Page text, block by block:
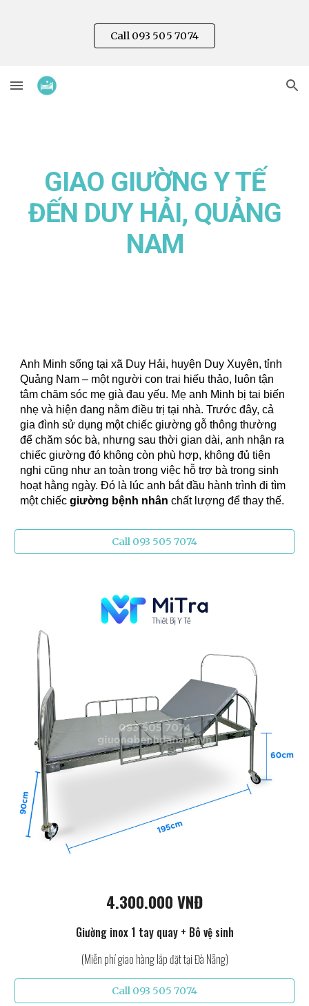
Skip to main content
Skip to navigation
Call 093 505 7074
GIAO GIƯỜNG Y TẾ
ĐẾN DUY HẢI, QUẢNG
NAM
Anh Minh sống tại xã Duy Hải, huyện Duy Xuyên, tỉnh
Quảng Nam – một người con trai hiếu thảo, luôn tận
tâm chăm sóc mẹ già đau yếu. Mẹ anh Minh bị tai biến
nhẹ và hiện đang nằm điều trị tại nhà. Trước đây, cả
gia đình sử dụng một chiếc giường gỗ thông thường
để chăm sóc bà, nhưng sau thời gian dài, anh nhận ra
chiếc giường đó không còn phù hợp, không đủ tiện
nghi cũng như an toàn trong việc hỗ trợ bà trong sinh
hoạt hằng ngày. Đó là lúc anh bắt đầu hành trình đi tìm
một chiếcgiường bệnh nhân chất lượng để thay thế.
Call 093 505 7074
4.300.000 VNĐ
Giường inox 1 tay quay + Bô vệ sinh
(Miễn phí giao hàng lắp đặt tại Đà Nẵng)
Call 093 505 7074